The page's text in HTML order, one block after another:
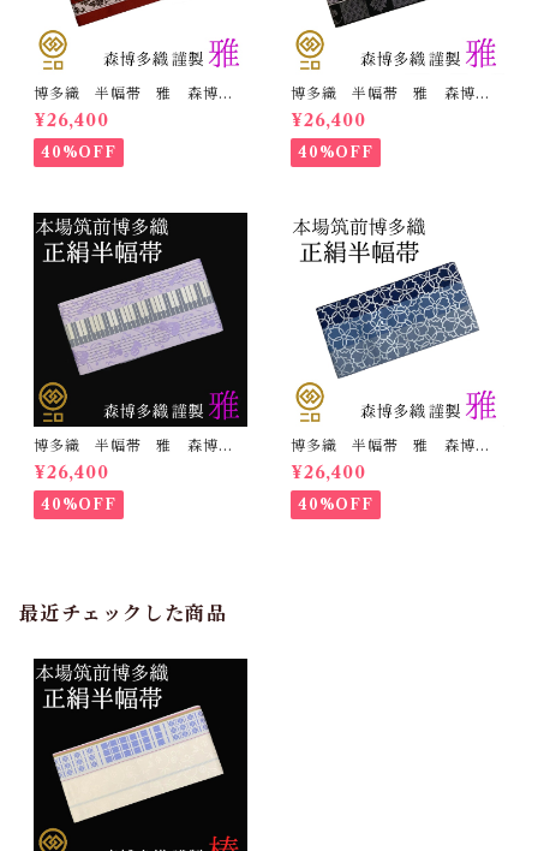
博多織 半幅帯 雅 森博多
織 正絹 リバーシブル 長
さ/3m78cm 日本製 和装
小袋帯 半巾帯
¥26,400
40%OFF
博多織 半幅帯 雅 森博多
織 正絹 リバーシブル 長
さ/3m78cm 日本製 和装
小袋帯 半巾帯
¥26,400
40%OFF
博多織 半幅帯 雅 森博多
織 正絹 リバーシブル 長
さ/3m78cm 日本製 和装
小袋帯 半巾帯
¥26,400
40%OFF
博多織 半幅帯 雅 森博多
織 正絹 リバーシブル 長
さ/3m78cm 日本製 和装
小袋帯 半巾帯
¥26,400
40%OFF
最近チェックした商品